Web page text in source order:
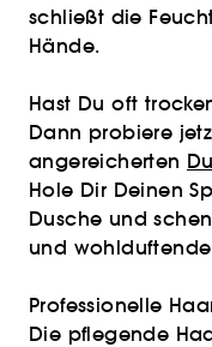
schließt die
Hände.
Hast Du oft
Dann probiere
angereicherten
Hole Dir Deinen
Dusche und
und wohlduftende
Professionelle
Die pflegende